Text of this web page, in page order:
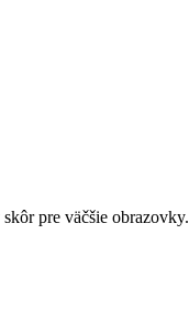
pre väčšie obrazovky.